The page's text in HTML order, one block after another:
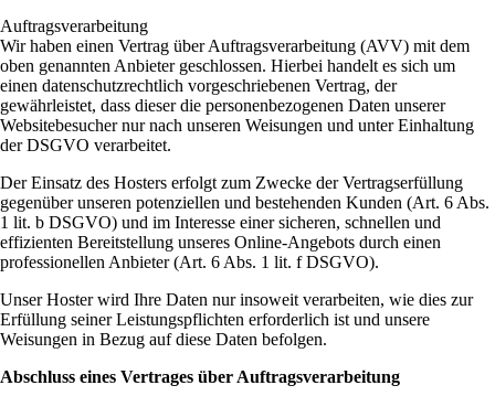
Auftragsverarbeitung
Wir haben einen Vertrag über Auftragsverarbeitung (AVV) mit dem
oben genannten Anbieter geschlossen. Hierbei handelt es sich um
einen datenschutzrechtlich vorgeschriebenen Vertrag, der
gewährleistet, dass dieser die personenbezogenen Daten unserer
Websitebesucher nur nach unseren Weisungen und unter Einhaltung
der DSGVO verarbeitet.
Der Einsatz des Hosters erfolgt zum Zwecke der Vertragserfüllung
gegenüber unseren potenziellen und bestehenden Kunden (Art. 6 Abs.
1 lit. b DSGVO) und im Interesse einer sicheren, schnellen und
effizienten Bereitstellung unseres Online-Angebots durch einen
professionellen Anbieter (Art. 6 Abs. 1 lit. f DSGVO).
Unser Hoster wird Ihre Daten nur insoweit verarbeiten, wie dies zur
Erfüllung seiner Leistungspflichten erforderlich ist und unsere
Weisungen in Bezug auf diese Daten befolgen.
Abschluss eines Vertrages über Auftragsverarbeitung